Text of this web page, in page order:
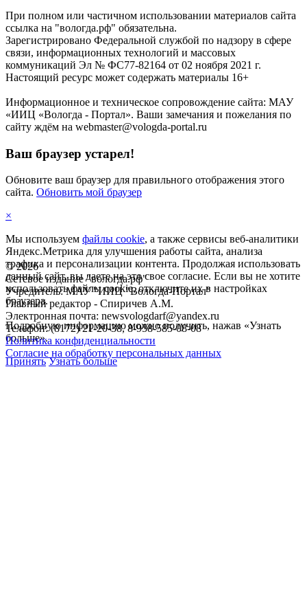
©2026
Сетевое издание "вологда.рф"
Учредитель: МАУ "ИИЦ "Вологда-Портал"
Главный редактор - Спиричев А.М.
Электронная почта: newsvologdarf@yandex.ru
Телефон: (8172) 21-20-38, 8-958-585-08-08
Политика конфиденциальности
Согласие на обработку персональных данных
При полном или частичном использовании материалов сайта
ссылка на "вологда.рф" обязательна.
Зарегистрировано Федеральной службой по надзору в сфере
связи, информационных технологий и массовых
коммуникаций Эл № ФС77-82164 от 02 ноября 2021 г.
Настоящий ресурс может содержать материалы 16+
Информационное и техническое сопровождение сайта: МАУ
«ИИЦ «Вологда - Портал». Ваши замечания и пожелания по
сайту ждём на webmaster@vologda-portal.ru
Ваш браузер устарел!
Обновите ваш браузер для правильного отображения этого
сайта. Обновить мой браузер
×
Мы используем файлы cookie, а также сервисы веб-аналитики
Яндекс.Метрика для улучшения работы сайта, анализа
трафика и персонализации контента. Продолжая использовать
данный сайт, вы даете на это свое согласие. Если вы не хотите
использовать файлы cookie, отключите их в настройках
браузера.
Подробную информацию можно получить, нажав «Узнать
больше».
Принять Узнать больше